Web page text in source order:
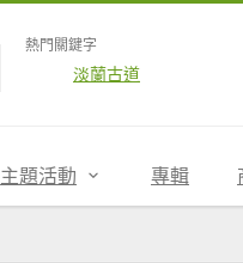
熱門關鍵字
淡蘭古道
主題活動 專輯